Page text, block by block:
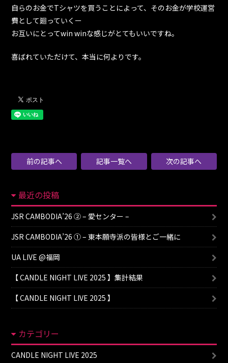
自らのお金でTシャツを買うことによって、そのお金が学校運営
費として廻っていくー
お互いにとってwin winな感じがとてもいいですね。
喜ばれていただけて、本当に何よりです。
前の記事へ 記事一覧へ 次の記事へ
最近の投稿
JSR CAMBODIA’26 ② – 愛センター –
JSR CAMBODIA’26 ① – 東本願寺派の皆様とご一緒に
UA LIVE @福岡
【 CANDLE NIGHT LIVE 2025 】集計結果
【 CANDLE NIGHT LIVE 2025 】
カテゴリー
CANDLE NIGHT LIVE 2025